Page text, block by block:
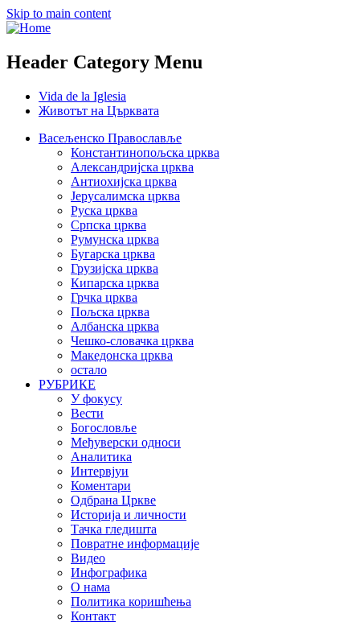
Skip to main content
Header Category Menu
Vida de la Iglesia
Животът на Църквата
Васељенско Православље
Константинопољска црква
Александријска црква
Антиохијска црква
Јерусалимска црква
Руска црква
Српска црква
Румунска црква
Бугарска црква
Грузијска црква
Кипарска црква
Грчка црква
Пољска црква
Албанска црква
Чешко-словачка црква
Македонска црква
остало
РУБРИКЕ
У фокусу
Вести
Богословље
Међуверски односи
Аналитика
Интервјуи
Коментари
Одбрана Цркве
Историја и личности
Тачка гледишта
Повратне информације
Видео
Инфографика
О нама
Политика коришћења
Контакт